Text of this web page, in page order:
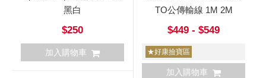
黑白
$250
加入購物車
TO公傳輸線 1M 2M
$449 - $549
★好康撿寶區
加入購物車